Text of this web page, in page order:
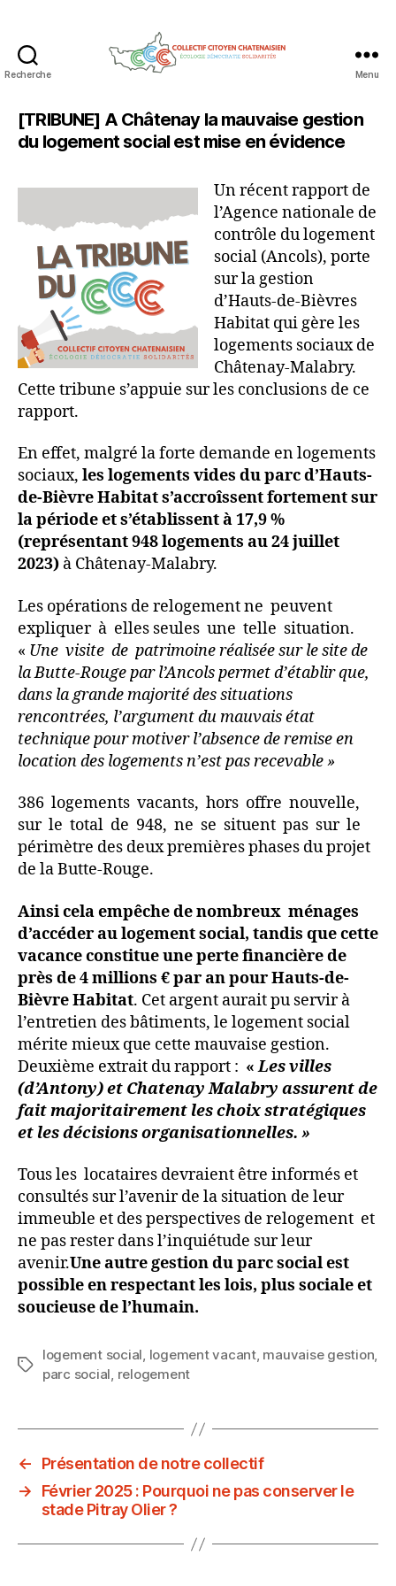
Recherche
Citoyen
Chatenaisien
Menu
[TRIBUNE] A Châtenay la mauvaise gestion
du logement social est mise en évidence
Un récent rapport de
l’Agence nationale de
contrôle du logement
social (Ancols), porte
sur la gestion
d’Hauts-de-Bièvres
Habitat qui gère les
logements sociaux de
Châtenay-Malabry.
Cette tribune s’appuie sur les conclusions de ce
rapport.
En effet, malgré la forte demande en logements
sociaux, les logements vides du parc d’Hauts-
de-Bièvre Habitat s’accroîssent fortement sur
la période et s’établissent à 17,9 %
(représentant 948 logements au 24 juillet
2023) à Châtenay-Malabry.
Les opérations de relogement ne peuvent
expliquer à elles seules une telle situation.
« Une visite de patrimoine réalisée sur le site de
la Butte-Rouge par l’Ancols permet d’établir que,
dans la grande majorité des situations
rencontrées, l’argument du mauvais état
technique pour motiver l’absence de remise en
location des logements n’est pas recevable »
386 logements vacants, hors offre nouvelle,
sur le total de 948, ne se situent pas sur le
périmètre des deux premières phases du projet
de la Butte-Rouge.
Ainsi cela empêche de nombreux ménages
d’accéder au logement social, tandis que cette
vacance constitue une perte financière de
près de 4 millions € par an pour Hauts-de-
Bièvre Habitat. Cet argent aurait pu servir à
l’entretien des bâtiments, le logement social
mérite mieux que cette mauvaise gestion.
Deuxième extrait du rapport : «Les villes
(d’Antony) et Chatenay Malabry assurent de
fait majoritairement les choix stratégiques
et les décisions organisationnelles. »
Tous les locataires devraient être informés et
consultés sur l’avenir de la situation de leur
immeuble et des perspectives de relogement et
ne pas rester dans l’inquiétude sur leur
avenir.Une autre gestion du parc social est
possible en respectant les lois, plus sociale et
soucieuse de l’humain.
Étiquettes
logement social, logement vacant, mauvaise gestion,
parc social, relogement
←
Présentation de notre collectif
→
Février 2025 : Pourquoi ne pas conserver le
stade Pitray Olier ?